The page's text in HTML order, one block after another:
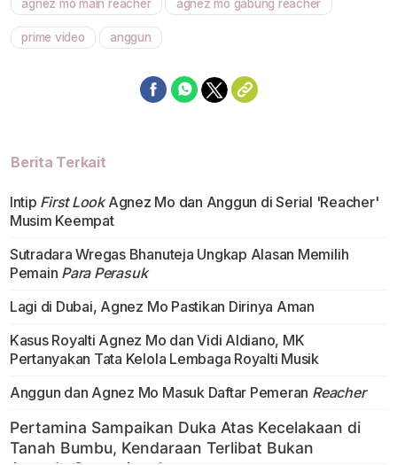
agnez mo main reacher agnez mo gabung reacher
prime video anggun
Berita Terkait
Intip First LookAgnez Mo dan Anggun di Serial 'Reacher'
Musim Keempat
Sutradara Wregas Bhanuteja Ungkap Alasan Memilih
Pemain Para Perasuk
Lagi di Dubai, Agnez Mo Pastikan Dirinya Aman
Kasus Royalti Agnez Mo dan Vidi Aldiano, MK
Pertanyakan Tata Kelola Lembaga Royalti Musik
Anggun dan Agnez Mo Masuk Daftar Pemeran Reacher